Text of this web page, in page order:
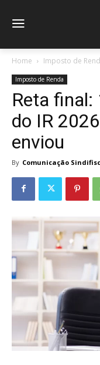
Home Imposto de
Imposto de Renda
Reta final:
do IR
enviou
By Comunicação